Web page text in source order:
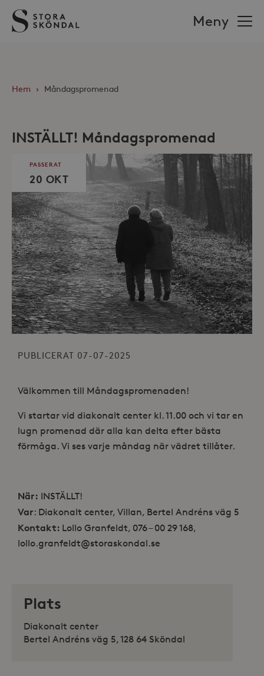
Stora
Sköndal
Meny
Hem › Måndagspromenad
INSTÄLLT! Måndagspromenad
PASSERAT
20 OKT
PUBLICERAT 07-07-2025
Välkommen till Måndagspromenaden!
Vi startar vid diakonalt center kl. 11.00 och vi tar en
lugn promenad där alla kan delta efter bästa
förmåga. Vi ses varje måndag när vädret tillåter.
När: INSTÄLLT!
Var: Diakonalt center, Villan, Bertel Andréns väg 5
Kontakt: Lollo Granfeldt, 076 – 00 29 168,
lollo.granfeldt@storaskondal.se
Plats
Diakonalt center
Bertel Andréns väg 5, 128 64 Sköndal